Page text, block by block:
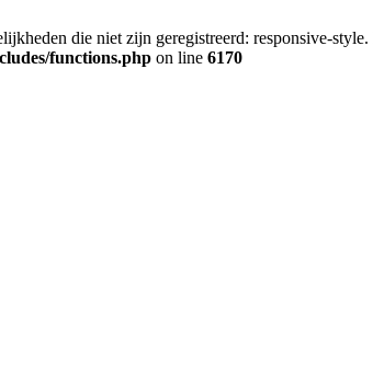
die niet zijn geregistreerd: responsive-
functions.php on line 6170